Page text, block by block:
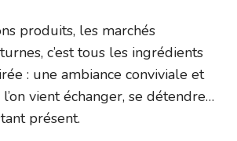
produits, les marchés
c’est tous les ingrédients
: une ambiance conviviale et
vient échanger, se détendre…
présent.